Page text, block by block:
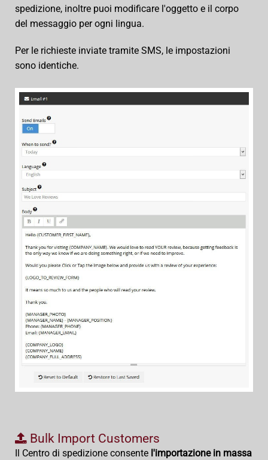
spedizione, inoltre puoi modificare l'oggetto e il corpo
del messaggio per ogni lingua.
Per le richieste inviate tramite SMS, le impostazioni
sono identiche.
Bulk Import Customers
Il Centro di spedizione consente l'importazione in massa